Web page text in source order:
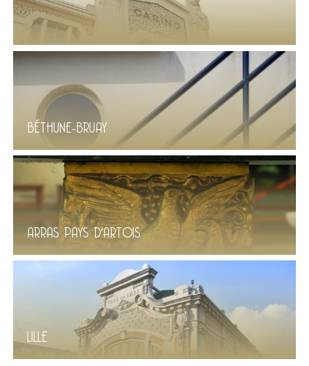
BÉTHUNE-BRUAY
ARRAS PAYS D'ARTOIS
LILLE